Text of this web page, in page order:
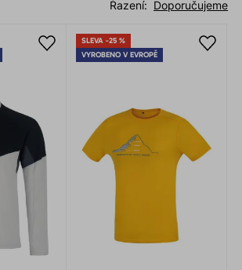
Doporučujeme
Řazení:
SLEVA -25 %
VYROBENO V EVROPĚ